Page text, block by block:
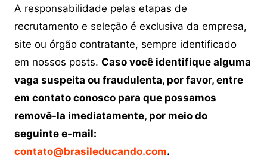
A responsabilidade pelas etapas de
recrutamento e seleção é exclusiva da empresa,
site ou órgão contratante, sempre identificado
em nossos posts. Caso você identifique alguma
vaga suspeita ou fraudulenta, por favor, entre
em contato conosco para que possamos
removê-la imediatamente, por meio do
seguinte e-mail:
contato@brasileducando.com.